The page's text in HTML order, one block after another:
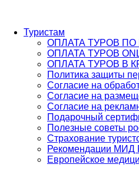
Туристам
ОПЛАТА ТУРОВ
ОПЛАТА ТУРОВ
ОПЛАТА ТУРОВ В
Политика защиты
Согласие на
Согласие на
Согласие на
Подарочный
Полезные советы
Страхование
Рекомендации МИД
Европейское